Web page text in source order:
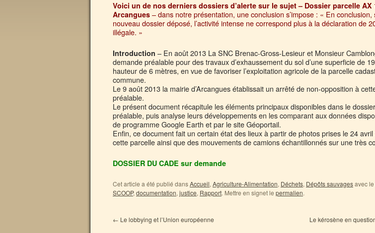
Voici un de nos derniers dossiers d’alerte sur le sujet – Dossier parcelle AX
Arcangues – dans notre présentation, une conclusion s’impose : « En conclusion,
nouveau dossier déposé, l’activité intense ne correspond plus à la déclaration de
illégale. »
Introduction – En août 2013 La SNC Brenac-Gross-Lesieur et Monsieur
demande préalable pour des travaux d’exhaussement du sol d’une superficie de
hauteur de 6 mètres, en vue de favoriser l’exploitation agricole de la parcelle
commune.
Le 9 août 2013 la mairie d’Arcangues établissait un arrêté de non-opposition à
préalable.
Le présent document récapitule les éléments principaux disponibles dans le
préalable, puis analyse leurs développements en les comparant aux données
de programme Google Earth et par le site Géoportail.
Enfin, ce document fait un certain état des lieux à partir de photos prises le 24
cette parcelle ainsi que des mouvements de camions échantillonnés sur une très
DOSSIER DU CADE sur demande
Cet article a été publié dansAccueil, Agriculture-Alimentation, Déchets, Dépôts sauvagesavec
SCOOP, documentation, justice, Rapport. Mettre en signet le permalien.
← Le lobbying et l’Union européenne Le kérosène en